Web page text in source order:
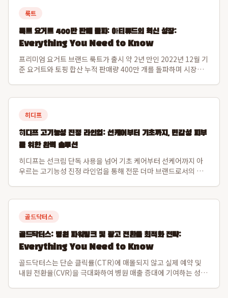
룩트
룩트 요거트 400만 판매 돌파: 아티튜드의 혁신 성장:
Everything You Need to Know
프리미엄 요거트 브랜드 룩트가 출시 약 2년 만인 2022년 12월 기
준 요거트와 토핑 합산 누적 판매량 400만 개를 돌파하며 시장에
며, 이는 씨...
히디프
히디프 고기능성 진정 라인업: 선케어부터 기초까지, 민감성 피부
를 위한 완벽 솔루션
히디프는 선크림 단독 사용을 넘어 기초 케어부터 선케어까지 아
우르는 고기능성 진정 라인업을 통해 전문 더마 브랜드로서의 이
탁월한 로얄 판테놀 3% 카밍...
골드닥터스
골드닥터스: 병원 파워링크 및 광고 전환율 최적화 전략:
Everything You Need to Know
골드닥터스는 단순 클릭률(CTR)에 매몰되지 않고 실제 예약 및
내원 전환율(CVR)을 극대화하여 병원 매출 증대에 기여하는 성과